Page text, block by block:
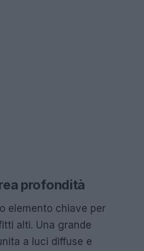
profondità
elemento chiave per
alti. Una grande
a luci diffuse e